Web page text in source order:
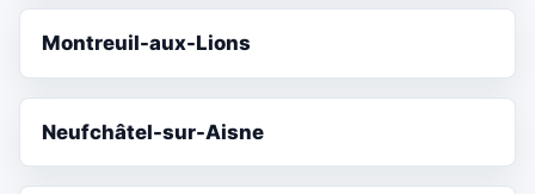
Montreuil-aux-Lions
Neufchâtel-sur-Aisne